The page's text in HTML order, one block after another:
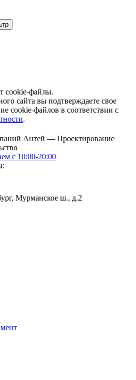
cookie-файлы.
сайта вы подтверждаете свое
cookie-файлов в соответствии с
.
Антей — Проектирование
с 10:00-20:00
Мурманское ш., д.2